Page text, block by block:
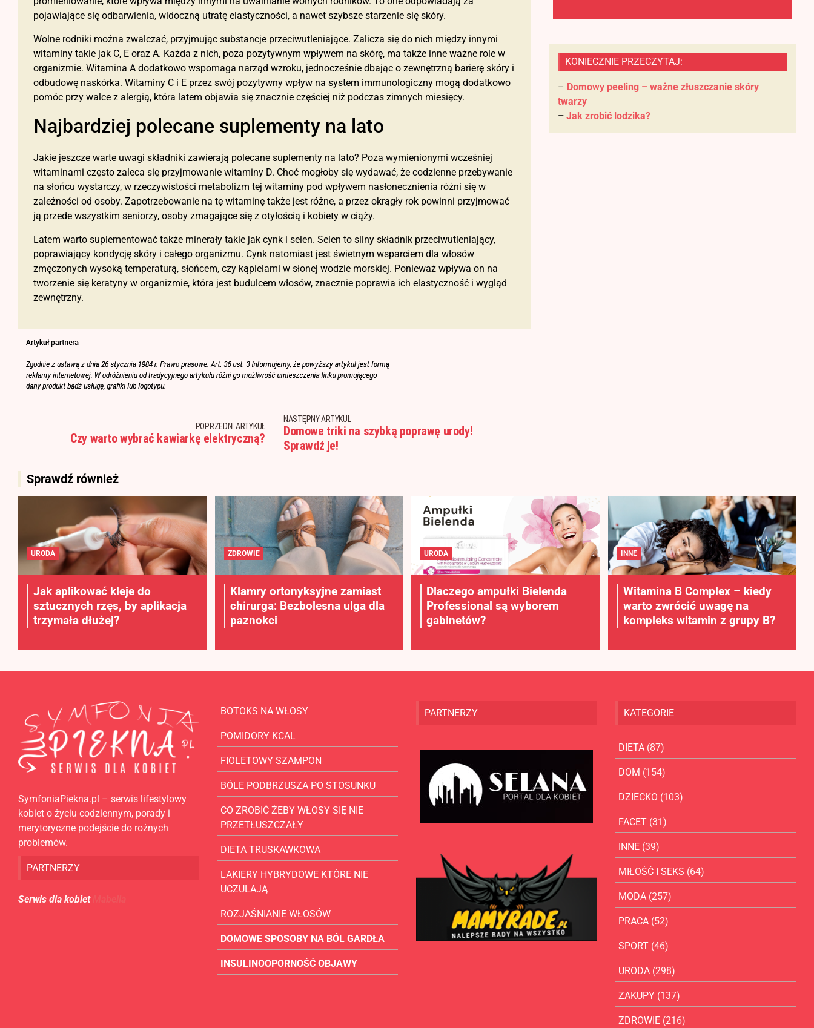
pojawiające się odbarwienia, widoczną utratę elastyczności, a nawet szybsze starzenie się skóry.
Wolne rodniki można zwalczać, przyjmując substancje przeciwutleniające. Zalicza się do nich między innymi
witaminy takie jak C, E oraz A. Każda z nich, poza pozytywnym wpływem na skórę, ma także inne ważne role w
organizmie. Witamina A dodatkowo wspomaga narząd wzroku, jednocześnie dbając o zewnętrzną barierę skóry i
odbudowę naskórka. Witaminy C i E przez swój pozytywny wpływ na system immunologiczny mogą dodatkowo
pomóc przy walce z alergią, która latem objawia się znacznie częściej niż podczas zimnych miesięcy.
Najbardziej polecane suplementy na lato
Jakie jeszcze warte uwagi składniki zawierają polecane suplementy na lato? Poza wymienionymi wcześniej
witaminami często zaleca się przyjmowanie witaminy D. Choć mogłoby się wydawać, że codzienne przebywanie
na słońcu wystarczy, w rzeczywistości metabolizm tej witaminy pod wpływem nasłonecznienia różni się w
zależności od osoby. Zapotrzebowanie na tę witaminę także jest różne, a przez okrągły rok powinni przyjmować
ją przede wszystkim seniorzy, osoby zmagające się z otyłością i kobiety w ciąży.
Latem warto suplementować także minerały takie jak cynk i selen. Selen to silny składnik przeciwutleniający,
poprawiający kondycję skóry i całego organizmu. Cynk natomiast jest świetnym wsparciem dla włosów
zmęczonych wysoką temperaturą, słońcem, czy kąpielami w słonej wodzie morskiej. Ponieważ wpływa on na
tworzenie się keratyny w organizmie, która jest budulcem włosów, znacznie poprawia ich elastyczność i wygląd
zewnętrzny.
POPRZEDNI ARTYKUŁ
Czy warto wybrać kawiarkę elektryczną?
NASTĘPNY ARTYKUŁ
Domowe triki na szybką poprawę urody!
Sprawdź je!
KONIECZNIE PRZECZYTAJ:
– Domowy peeling – ważne złuszczanie skóry
twarzy
– Jak zrobić lodzika?
Sprawdź również
URODA
Jak aplikować kleje do
sztucznych rzęs, by aplikacja
trzymała dłużej?
ZDROWIE
Klamry ortonyksyjne zamiast
chirurga: Bezbolesna ulga dla
paznokci
URODA
Dlaczego ampułki Bielenda
Professional są wyborem
gabinetów?
INNE
Witamina B Complex – kiedy
warto zwrócić uwagę na
kompleks witamin z grupy B?
SymfoniaPiekna.pl – serwis lifestylowy
kobiet o życiu codziennym, porady i
merytoryczne podejście do rożnych
problemów.
PARTNERZY
Serwis dla kobiet
BOTOKS NA WŁOSY
POMIDORY KCAL
FIOLETOWY SZAMPON
BÓLE PODBRZUSZA PO STOSUNKU
CO ZROBIĆ ŻEBY WŁOSY SIĘ NIE
PRZETŁUSZCZAŁY
DIETA TRUSKAWKOWA
LAKIERY HYBRYDOWE KTÓRE NIE
UCZULAJĄ
ROZJAŚNIANIE WŁOSÓW
DOMOWE SPOSOBY NA BÓL GARDŁA
INSULINOOPORNOŚĆ OBJAWY
PARTNERZY KATEGORIE
DIETA(87)
DOM (154)
DZIECKO (103)
FACET(31)
INNE(39)
MIŁOŚĆ I SEKS (64)
MODA(257)
PRACA(52)
SPORT(46)
URODA(298)
ZAKUPY(137)
ZDROWIE(216)